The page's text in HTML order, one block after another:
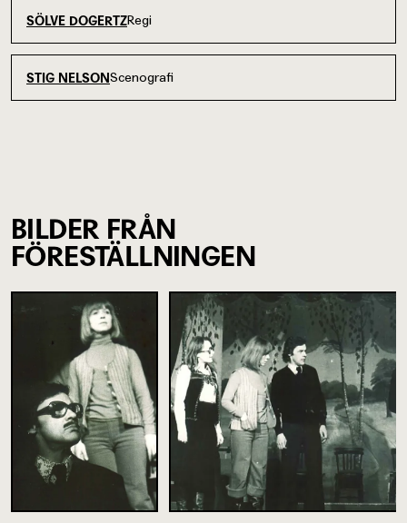
SÖLVE DOGERTZRegi
STIG NELSONScenografi
BILDER FRÅN
FÖRESTÄLLNINGEN